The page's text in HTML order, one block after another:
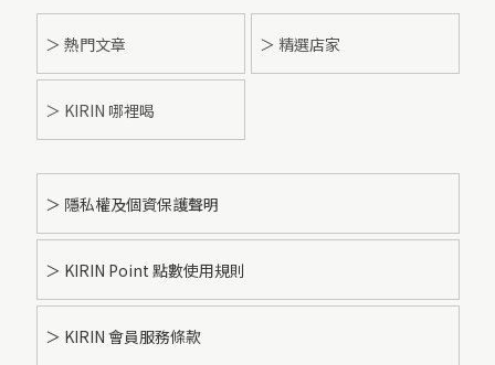
＞ 熱門文章 ＞ 精選店家
＞ KIRIN 哪裡喝
＞ 隱私權及個資保護聲明
＞ KIRIN Point 點數使用規則
＞ KIRIN 會員服務條款